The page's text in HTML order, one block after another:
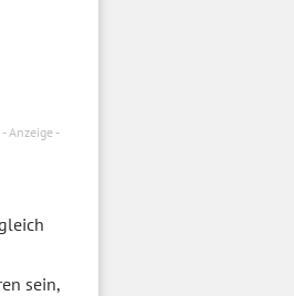
- Anzeige -
sein,